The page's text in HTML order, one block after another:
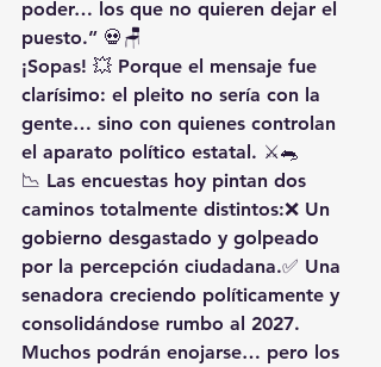
poder… los que no quieren dejar el
puesto.” 💀🪑
¡Sopas! 💥 Porque el mensaje fue
clarísimo: el pleito no sería con la
gente… sino con quienes controlan
el aparato político estatal. ⚔️🐀
📉 Las encuestas hoy pintan dos
caminos totalmente distintos:❌ Un
gobierno desgastado y golpeado
por la percepción ciudadana.✅ Una
senadora creciendo políticamente y
consolidándose rumbo al 2027.
Muchos podrán enojarse… pero los